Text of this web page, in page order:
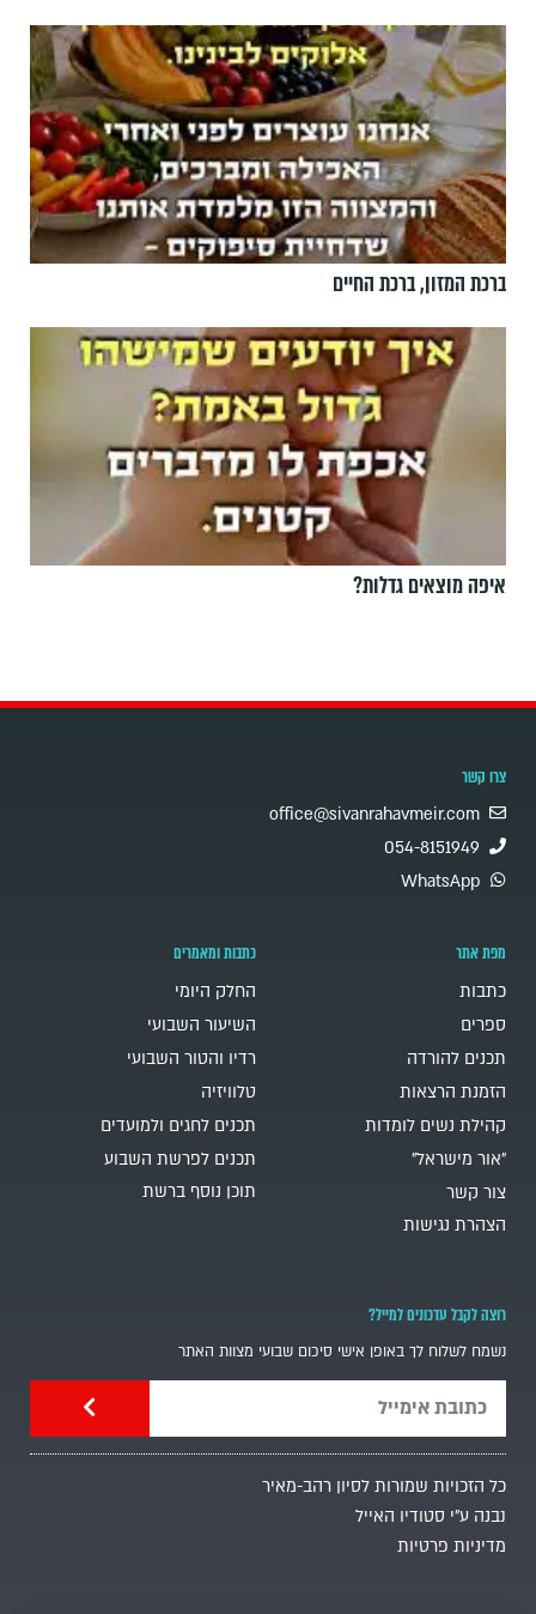
ברכת המזון, ברכת החיים
איפה מוצאים גדלות?
צרו קשר
office@sivanrahavmeir.com
054-8151949
WhatsApp
מפת אתר
כתבות
ספרים
תכנים להורדה
הזמנת הרצאות
קהילת נשים לומדות
"אור מישראל"
צור קשר
הצהרת נגישות
כתבות ומאמרים
החלק היומי
השיעור השבועי
רדיו והטור השבועי
טלוויזיה
תכנים לחגים ולמועדים
תכנים לפרשת השבוע
תוכן נוסף ברשת
רוצה לקבל עדכונים למייל?
נשמח לשלוח לך באופן אישי סיכום שבועי מצוות האתר
כל הזכויות שמורות לסיון רהב-מאיר
נבנה ע"י סטודיו האייל
מדיניות פרטיות